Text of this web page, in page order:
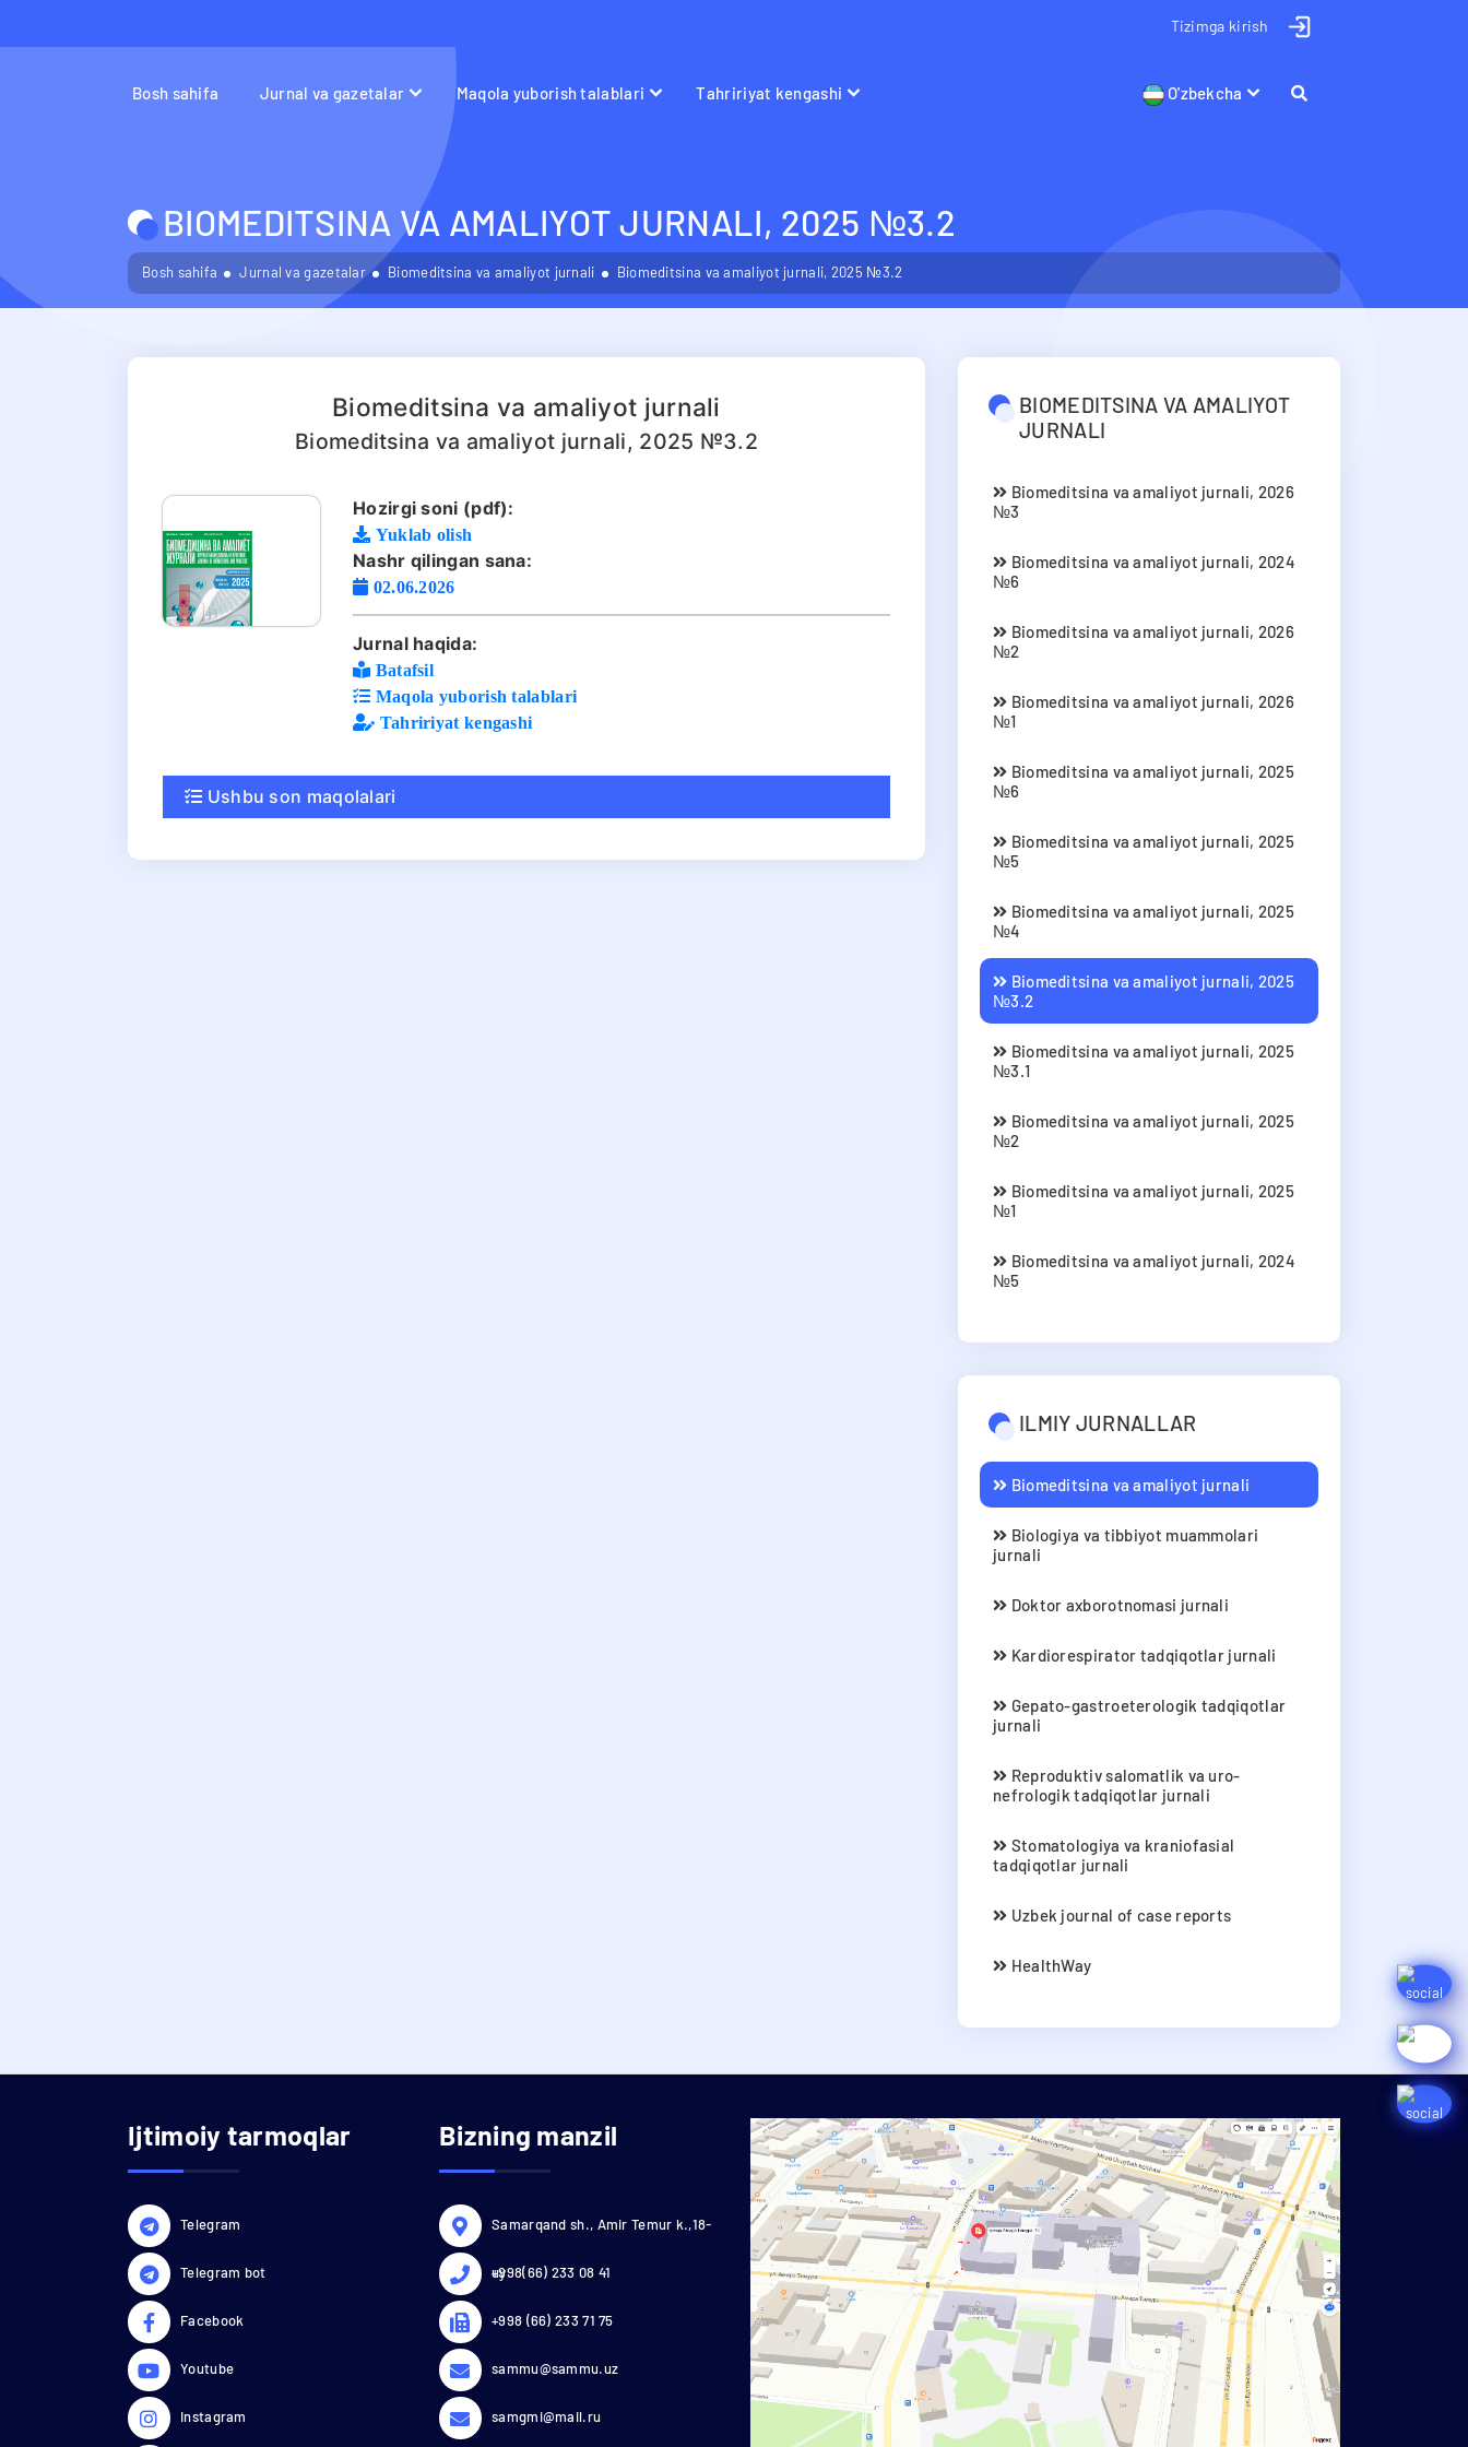
Tizimga kirish
Bosh sahifa Jurnal va gazetalar Maqola yuborish talablari Tahririyat kengashi O'zbekcha
BIOMEDITSINA VA AMALIYOT JURNALI, 2025 №3.2
Bosh sahifa Jurnal va gazetalar Biomeditsina va amaliyot jurnali Biomeditsina va amaliyot jurnali, 2025 №3.2
Biomeditsina va amaliyot jurnali
Biomeditsina va amaliyot jurnali, 2025 №3.2
Hozirgi soni (pdf):
Yuklab olish
Nashr qilingan sana:
02.06.2026
Jurnal haqida:
Batafsil
Maqola yuborish talablari
Tahririyat kengashi
Ushbu son maqolalari
BIOMEDITSINA VA AMALIYOT
JURNALI
Biomeditsina va amaliyot jurnali, 2026
№3
Biomeditsina va amaliyot jurnali, 2024
№6
Biomeditsina va amaliyot jurnali, 2026
№2
Biomeditsina va amaliyot jurnali, 2026
№1
Biomeditsina va amaliyot jurnali, 2025
№6
Biomeditsina va amaliyot jurnali, 2025
№5
Biomeditsina va amaliyot jurnali, 2025
№4
Biomeditsina va amaliyot jurnali, 2025
№3.2
Biomeditsina va amaliyot jurnali, 2025
№3.1
Biomeditsina va amaliyot jurnali, 2025
№2
Biomeditsina va amaliyot jurnali, 2025
№1
Biomeditsina va amaliyot jurnali, 2024
№5
ILMIY JURNALLAR
Biomeditsina va amaliyot jurnali
Biologiya va tibbiyot muammolari
jurnali
Doktor axborotnomasi jurnali
Kardiorespirator tadqiqotlar jurnali
Gepato-gastroeterologik tadqiqotlar
jurnali
Reproduktiv salomatlik va uro-
nefrologik tadqiqotlar jurnali
Stomatologiya va kraniofasial
tadqiqotlar jurnali
Uzbek journal of case reports
HealthWay
Ijtimoiy tarmoqlar
Telegram
Telegram bot
Facebook
Youtube
Instagram
Bizning manzil
Samarqand sh., Amir Temur k.,18-
uy
+998(66) 233 08 41
+998 (66) 233 71 75
sammu@sammu.uz
samgmi@mail.ru